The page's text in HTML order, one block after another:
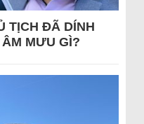
TỊCH ĐÃ DÍNH
MƯU GÌ?